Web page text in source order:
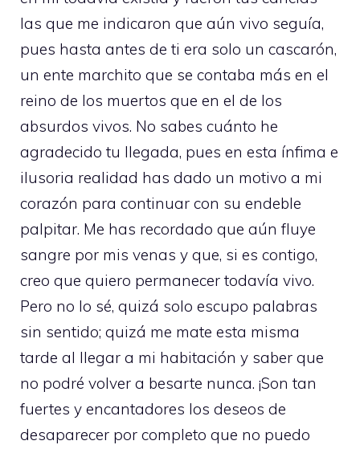
las que me indicaron que aún vivo seguía,
pues hasta antes de ti era solo un cascarón,
un ente marchito que se contaba más en el
reino de los muertos que en el de los
absurdos vivos. No sabes cuánto he
agradecido tu llegada, pues en esta ínfima e
ilusoria realidad has dado un motivo a mi
corazón para continuar con su endeble
palpitar. Me has recordado que aún fluye
sangre por mis venas y que, si es contigo,
creo que quiero permanecer todavía vivo.
Pero no lo sé, quizá solo escupo palabras
sin sentido; quizá me mate esta misma
tarde al llegar a mi habitación y saber que
no podré volver a besarte nunca. ¡Son tan
fuertes y encantadores los deseos de
desaparecer por completo que no puedo